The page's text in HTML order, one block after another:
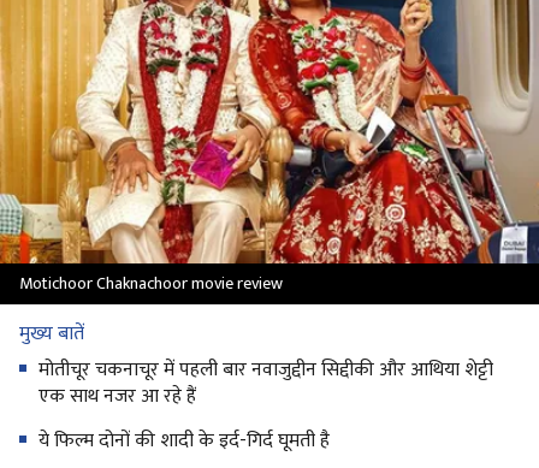
Motichoor Chaknachoor movie review
मुख्य बातें
मोतीचूर चकनाचूर में पहली बार नवाजुद्दीन सिद्दीकी और आथिया शेट्टी
एक साथ नजर आ रहे हैं
ये फिल्म दोनों की शादी के इर्द-गिर्द घूमती है